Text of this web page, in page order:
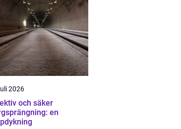
2026
och säker
en